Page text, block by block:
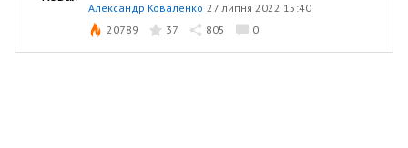
Александр Коваленко 27 липня 2022 15:40
20789
37 805 0